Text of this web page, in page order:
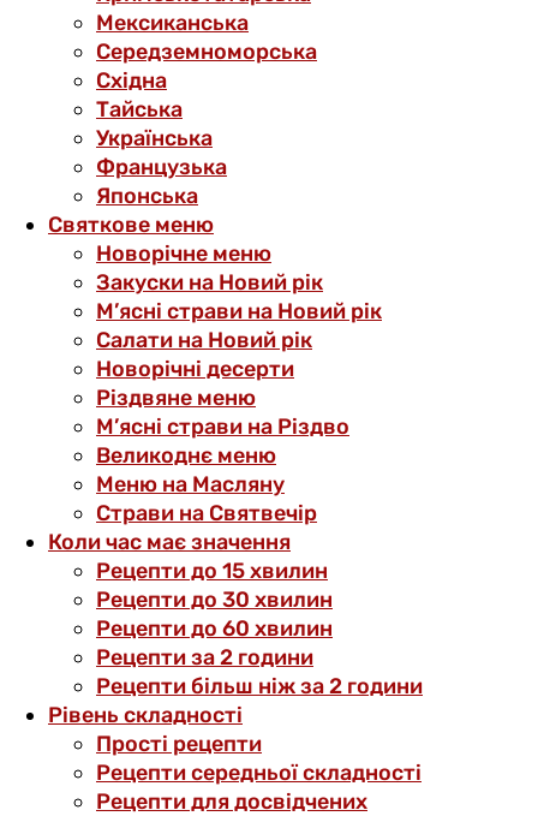
Мексиканська
Середземноморська
Східна
Тайська
Українська
Французька
Японська
Святкове меню
Новорічне меню
Закуски на Новий рік
М’ясні страви на Новий рік
Салати на Новий рік
Новорічні десерти
Різдвяне меню
М’ясні страви на Різдво
Великоднє меню
Меню на Масляну
Страви на Святвечір
Коли час має значення
Рецепти до 15 хвилин
Рецепти до 30 хвилин
Рецепти до 60 хвилин
Рецепти за 2 години
Рецепти більш ніж за 2 години
Рівень складності
Прості рецепти
Рецепти середньої складності
Рецепти для досвідчених